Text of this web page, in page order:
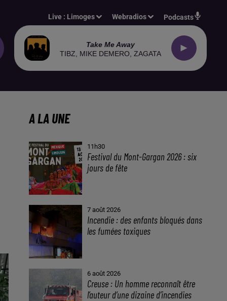
Live : Limoges Webradios Podcasts
Take Me Away
TIBZ, MIKE DEMERO, ZAGATA
A LA UNE
11h30
Festival du Mont-Gargan 2026 : six
jours de fête
7 août 2026
Incendie : des enfants bloqués dans
les fumées toxiques
6 août 2026
Creuse : Un homme reconnaît être
l’auteur d’une dizaine d’incendies